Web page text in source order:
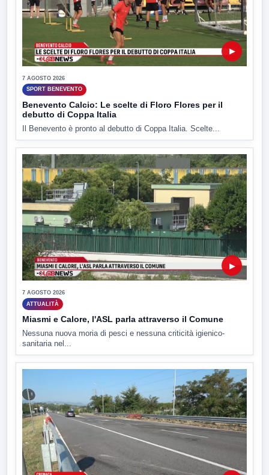
▶
7 AGOSTO 2026
SPORT BENEVENTO
Benevento Calcio: Le scelte di Floro Flores per il
debutto di Coppa Italia
Il Benevento è pronto al debutto di Coppa Italia. Scelte...
▶
7 AGOSTO 2026
ATTUALITÀ
Miasmi e Calore, l'ASL parla attraverso il Comune
Nessuna nuova moria di pesci e nessuna criticità igienico-
sanitaria nel...